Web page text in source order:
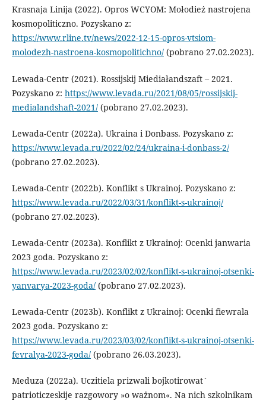
Krasnaja Linija (2022). Opros WCYOM: Mołodież nastrojena
kosmopoliticzno. Pozyskano z:
https://www.rline.tv/news/2022-12-15-opros-vtsiom-
molodezh-nastroena-kosmopolitichno/(pobrano 27.02.2023).
Lewada-Centr (2021). Rossijskij Miediałandszaft – 2021.
Pozyskano z: https://www.levada.ru/2021/08/05/rossijskij-
medialandshaft-2021/(pobrano 27.02.2023).
Lewada-Centr (2022a). Ukraina i Donbass. Pozyskano z:
https://www.levada.ru/2022/02/24/ukraina-i-donbass-2/
(pobrano 27.02.2023).
Lewada-Centr (2022b). Konflikt s Ukrainoj. Pozyskano z:
https://www.levada.ru/2022/03/31/konflikt-s-ukrainoj/
(pobrano 27.02.2023).
Lewada-Centr (2023a). Konflikt z Ukrainoj: Ocenki janwaria
2023 goda. Pozyskano z:
https://www.levada.ru/2023/02/02/konflikt-s-ukrainoj-otsenki-
yanvarya-2023-goda/(pobrano 27.02.2023).
Lewada-Centr (2023b). Konflikt z Ukrainoj: Ocenki fiewrala
2023 goda. Pozyskano z:
https://www.levada.ru/2023/03/02/konflikt-s-ukrainoj-otsenki-
fevralya-2023-goda/(pobrano 26.03.2023).
Meduza (2022a). Uczitiela prizwali bojkotirowat´
patrioticzeskije razgowory »o ważnom«. Na nich szkolnikam